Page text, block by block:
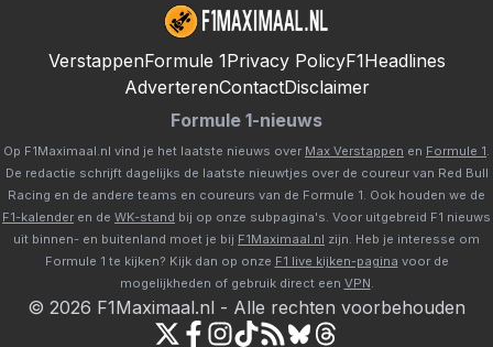
VerstappenFormule 1Privacy PolicyF1Headlines
AdverterenContactDisclaimer
Formule 1-nieuws
Op F1Maximaal.nl vind je het laatste nieuws over Max Verstappen en Formule 1
De redactie schrijft dagelijks de laatste nieuwtjes over de coureur van Red Bull
Racing en de andere teams en coureurs van de Formule 1. Ook houden we de
F1-kalender en de WK-stand bij op onze subpagina's. Voor uitgebreid F1 nieuws
uit binnen- en buitenland moet je bij F1Maximaal.nl zijn. Heb je interesse om
Formule 1 te kijken? Kijk dan op onze F1 live kijken-pagina voor de
mogelijkheden of gebruik direct een VPN
© 2026 F1Maximaal.nl - Alle rechten voorbehouden